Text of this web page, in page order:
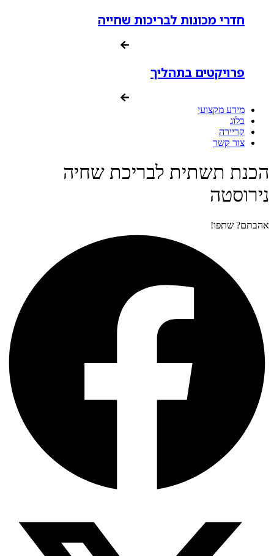
חדרי מכונות לבריכות שחייה
פרויקטים בתהליך
מידע מקצועי
בלוג
קריירה
צור קשר
הכנת תשתית לבריכת שחיה
נירוסטה
אהבתם? שתפו!